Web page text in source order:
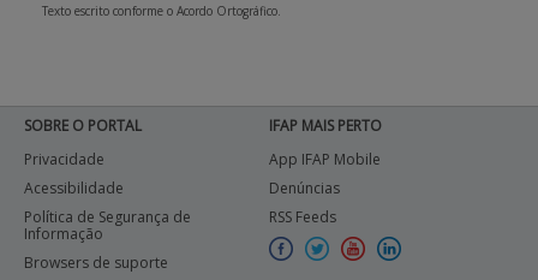
Texto escrito conforme o Acordo Ortográfico.
SOBRE O PORTAL
Privacidade
Acessibilidade
Política de Segurança de
Informação
Browsers de suporte
IFAP MAIS PERTO
App IFAP Mobile
Denúncias
RSS Feeds